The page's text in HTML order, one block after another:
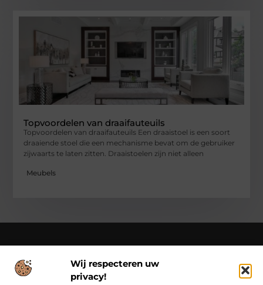
Wij respecteren uw
privacy!
Topvoordelen van draaifauteuils
Topvoordelen van draaifauteuils Een draaistoel is een soort
draaiende stoel die een mechanisme bevat om de gebruiker
zijwaarts te laten zitten. Draaistoelen zijn niet alleen
Meubels
Over Class Actions
Classactions.nl – Van dagelijkse inspiratie tot bijzondere